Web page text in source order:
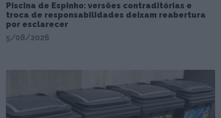
Piscina de Espinho: versões contraditórias e
troca de responsabilidades deixam reabertura
por esclarecer
5/08/2026